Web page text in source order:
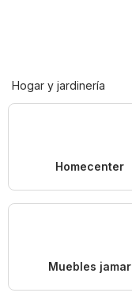
Hogar y jardinería
Homecenter
Muebles jamar